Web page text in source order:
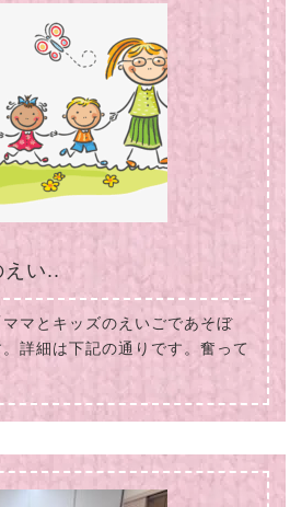
えい..
マとキッズのえいごであそぼ
詳細は下記の通りです。奮って